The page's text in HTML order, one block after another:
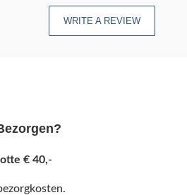
WRITE A REVIEW
€ 40,-